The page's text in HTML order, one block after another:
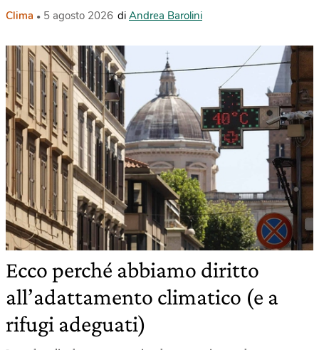
Clima 5 agosto 2026 di Andrea Barolini
Ecco perché abbiamo diritto
all’adattamento climatico (e a
rifugi adeguati)